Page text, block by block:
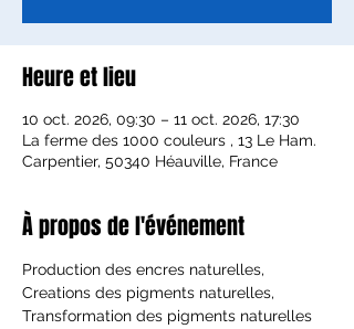
Heure et lieu
10 oct. 2026, 09:30 – 11 oct. 2026, 17:30
La ferme des 1000 couleurs , 13 Le Ham.
Carpentier, 50340 Héauville, France
À propos de l'événement
Production des encres naturelles,
Creations des pigments naturelles,
Transformation des pigments naturelles